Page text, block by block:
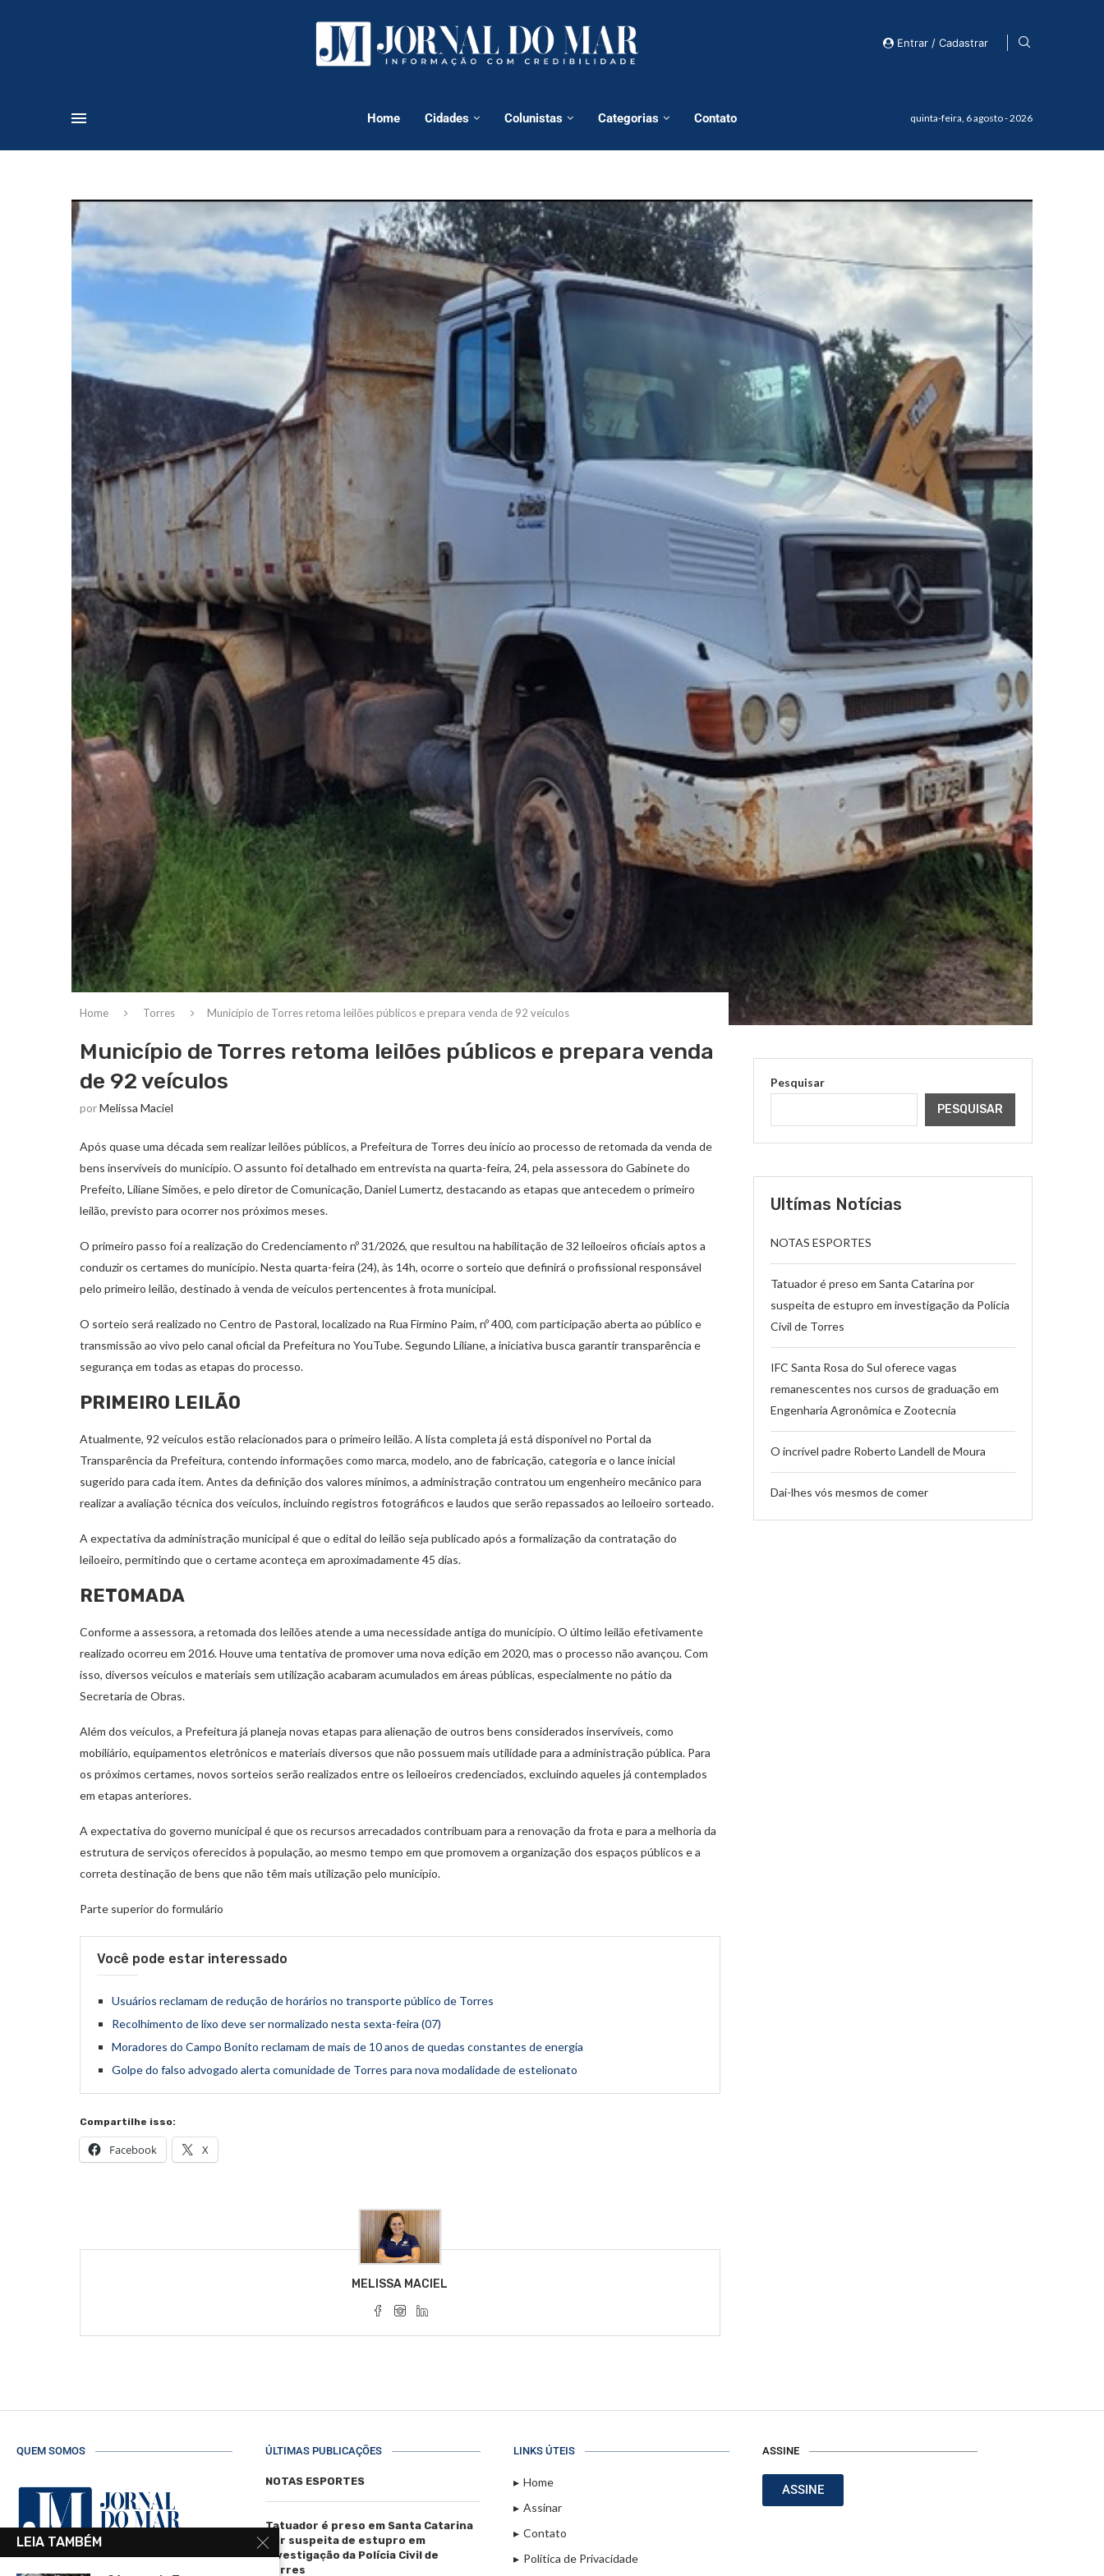
Entrar / Cadastrar
Home Cidades Colunistas Categorias Contato quinta-feira, 6 agosto - 2026
Home Torres Município de Torres retoma leilões públicos e prepara venda de 92 veículos
Município de Torres retoma leilões públicos e prepara venda
de 92 veículos
porMelissa Maciel
Após quase uma década sem realizar leilões públicos, a Prefeitura de Torres deu início ao processo de retomada da venda de
bens inservíveis do município. O assunto foi detalhado em entrevista na quarta-feira, 24, pela assessora do Gabinete do
Prefeito, Liliane Simões, e pelo diretor de Comunicação, Daniel Lumertz, destacando as etapas que antecedem o primeiro
leilão, previsto para ocorrer nos próximos meses.
O primeiro passo foi a realização do Credenciamento nº 31/2026, que resultou na habilitação de 32 leiloeiros oficiais aptos a
conduzir os certames do município. Nesta quarta-feira (24), às 14h, ocorre o sorteio que definirá o profissional responsável
pelo primeiro leilão, destinado à venda de veículos pertencentes à frota municipal.
O sorteio será realizado no Centro de Pastoral, localizado na Rua Firmino Paim, nº 400, com participação aberta ao público e
transmissão ao vivo pelo canal oficial da Prefeitura no YouTube. Segundo Liliane, a iniciativa busca garantir transparência e
segurança em todas as etapas do processo.
PRIMEIRO LEILÃO
Atualmente, 92 veículos estão relacionados para o primeiro leilão. A lista completa já está disponível no Portal da
Transparência da Prefeitura, contendo informações como marca, modelo, ano de fabricação, categoria e o lance inicial
sugerido para cada item. Antes da definição dos valores mínimos, a administração contratou um engenheiro mecânico para
realizar a avaliação técnica dos veículos, incluindo registros fotográficos e laudos que serão repassados ao leiloeiro sorteado.
A expectativa da administração municipal é que o edital do leilão seja publicado após a formalização da contratação do
leiloeiro, permitindo que o certame aconteça em aproximadamente 45 dias.
RETOMADA
Conforme a assessora, a retomada dos leilões atende a uma necessidade antiga do município. O último leilão efetivamente
realizado ocorreu em 2016. Houve uma tentativa de promover uma nova edição em 2020, mas o processo não avançou. Com
isso, diversos veículos e materiais sem utilização acabaram acumulados em áreas públicas, especialmente no pátio da
Secretaria de Obras.
Além dos veículos, a Prefeitura já planeja novas etapas para alienação de outros bens considerados inservíveis, como
mobiliário, equipamentos eletrônicos e materiais diversos que não possuem mais utilidade para a administração pública. Para
os próximos certames, novos sorteios serão realizados entre os leiloeiros credenciados, excluindo aqueles já contemplados
em etapas anteriores.
A expectativa do governo municipal é que os recursos arrecadados contribuam para a renovação da frota e para a melhoria da
estrutura de serviços oferecidos à população, ao mesmo tempo em que promovem a organização dos espaços públicos e a
correta destinação de bens que não têm mais utilização pelo município.
Parte superior do formulário
Você pode estar interessado
Usuários reclamam de redução de horários no transporte público de Torres
Recolhimento de lixo deve ser normalizado nesta sexta-feira (07)
Moradores do Campo Bonito reclamam de mais de 10 anos de quedas constantes de energia
Golpe do falso advogado alerta comunidade de Torres para nova modalidade de estelionato
Compartilhe isso:
Facebook X
MELISSA MACIEL
Pesquisar
PESQUISAR
Ultímas Notícias
NOTAS ESPORTES
Tatuador é preso em Santa Catarina por
suspeita de estupro em investigação da Polícia
Civil de Torres
IFC Santa Rosa do Sul oferece vagas
remanescentes nos cursos de graduação em
Engenharia Agronômica e Zootecnia
O incrível padre Roberto Landell de Moura
Dai-lhes vós mesmos de comer
QUEM SOMOS ÚLTIMAS PUBLICAÇÕES
NOTAS ESPORTES
Tatuador é preso em Santa Catarina
por suspeita de estupro em
investigação da Polícia Civil de
Torres
LINKS ÚTEIS
Home
Assinar
Contato
Política de Privacidade
ASSINE
ASSINE
LEIA TAMBÉM